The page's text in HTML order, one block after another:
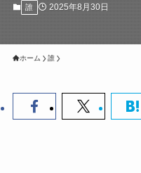
誰 2025年8月30日
ホーム 誰